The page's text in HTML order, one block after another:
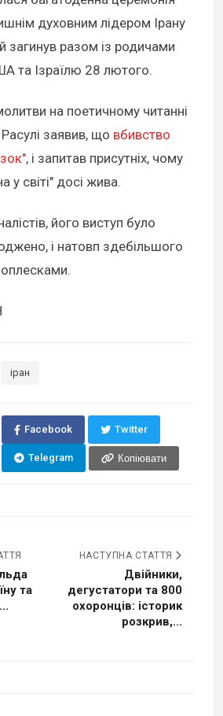
духовним лідером Ірану
загинув разом із родичами
та Ізраїлю 28 лютого.
на поетичному читанні
заявив, що вбивство
, і запитав присутніх, чому
у світі" досі жива.
його виступ було
і натовп здебільшого
оплесками.
іран
Facebook Twitter
Telegram Копіювати
та
НАСТУПНА СТАТТЯ
Двійники,
дегустатори та 800
охоронців: історик
розкрив,...